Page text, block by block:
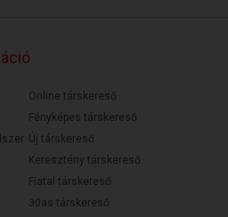
Online társkereső
Fényképes társkereső
Új társkereső
Keresztény társkereső
Fiatal társkereső
30as társkereső